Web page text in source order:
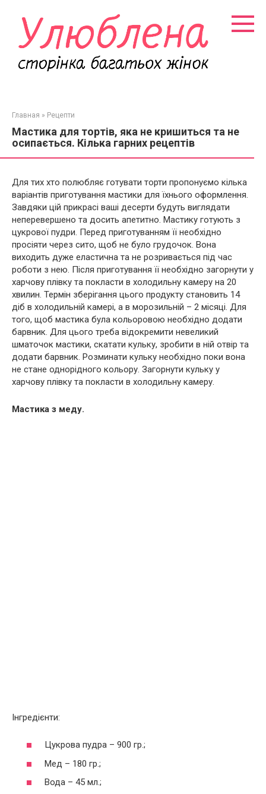
контенту
Главная » Рецепти
Мастика для тортів, яка не кришиться та не
осипається. Кілька гарних рецептів
Для тих хто полюбляє готувати торти пропонуємо кілька
варіантів приготування мастики для їхнього оформлення.
Завдяки цій прикрасі ваші десерти будуть виглядати
неперевершено та досить апетитно. Мастику готують з
цукрової пудри. Перед приготуванням її необхідно
просіяти через сито, щоб не було грудочок. Вона
виходить дуже еластична та не розривається під час
роботи з нею. Після приготування її необхідно загорнути у
харчову плівку та покласти в холодильну камеру на 20
хвилин. Термін зберігання цього продукту становить 14
діб в холодильній камері, а в морозильній – 2 місяці. Для
того, щоб мастика була кольоровою необхідно додати
барвник. Для цього треба відокремити невеликий
шматочок мастики, скатати кульку, зробити в ній отвір та
додати барвник. Розминати кульку необхідно поки вона
не стане однорідного кольору. Загорнути кульку у
харчову плівку та покласти в холодильну камеру.
Мастика з меду.
Інгредієнти:
Цукрова пудра – 900 гр.;
Мед – 180 гр.;
Вода – 45 мл.;